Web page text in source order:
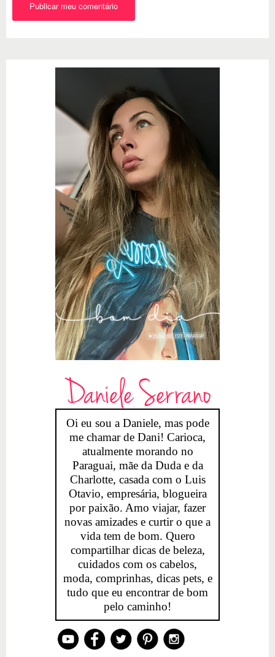
Daniele Serrano
Oi eu sou a Daniele, mas pode
me chamar de Dani! Carioca,
atualmente morando no
Paraguai, mãe da Duda e da
Charlotte, casada com o Luis
Otavio, empresária, blogueira
por paixão. Amo viajar, fazer
novas amizades e curtir o que a
vida tem de bom. Quero
compartilhar dicas de beleza,
cuidados com os cabelos,
moda, comprinhas, dicas pets, e
tudo que eu encontrar de bom
pelo caminho!